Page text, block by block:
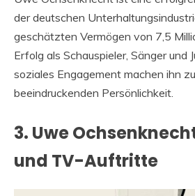
der deutschen
geschätzten Vermögen von 7,5
Erfolg als Schauspieler, Sänger und
soziales Engagement machen ihn
beeindruckenden Persönlichkeit.
3. Uwe
und TV-Auftritte